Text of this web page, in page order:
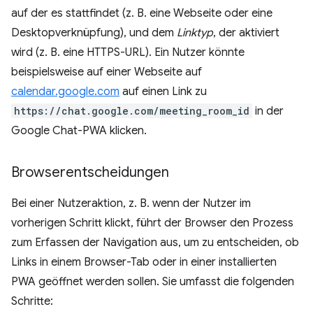
auf der es stattfindet (z. B. eine Webseite oder eine
Desktopverknüpfung), und dem Linktyp, der aktiviert
wird (z. B. eine HTTPS-URL). Ein Nutzer könnte
beispielsweise auf einer Webseite auf
calendar.google.com auf einen Link zu
https://chat.google.com/meeting_room_id in der
Google Chat-PWA klicken.
Browserentscheidungen
Bei einer Nutzeraktion, z. B. wenn der Nutzer im
vorherigen Schritt klickt, führt der Browser den Prozess
zum Erfassen der Navigation aus, um zu entscheiden, ob
Links in einem Browser-Tab oder in einer installierten
PWA geöffnet werden sollen. Sie umfasst die folgenden
Schritte: